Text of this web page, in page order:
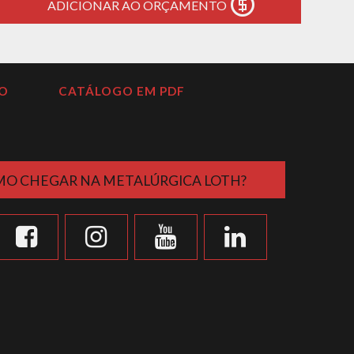
ADICIONAR AO ORÇAMENTO
CATÁLOGO EM PDF
CHEGAR NA METALÚRGICA LOTH?